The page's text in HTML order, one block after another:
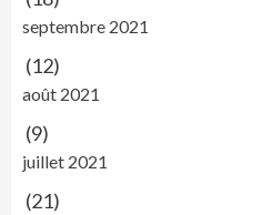
septembre 2021
(12)
août 2021
(9)
juillet 2021
(21)